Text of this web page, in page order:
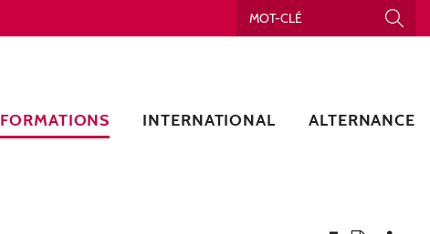
FORMATIONS INTERNATIONAL ALTERNANCE